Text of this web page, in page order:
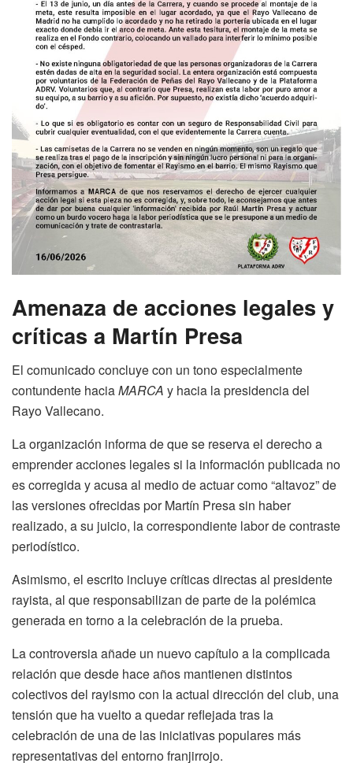
Amenaza de acciones legales y
críticas a Martín Presa
El comunicado concluye con un tono especialmente
contundente haciaMARCA y hacia la presidencia del
Rayo Vallecano.
La organización informa de que se reserva el derecho a
emprender acciones legales si la información publicada no
es corregida y acusa al medio de actuar como “altavoz” de
las versiones ofrecidas por Martín Presa sin haber
realizado, a su juicio, la correspondiente labor de contraste
periodístico.
Asimismo, el escrito incluye críticas directas al presidente
rayista, al que responsabilizan de parte de la polémica
generada en torno a la celebración de la prueba.
La controversia añade un nuevo capítulo a la complicada
relación que desde hace años mantienen distintos
colectivos del rayismo con la actual dirección del club, una
tensión que ha vuelto a quedar reflejada tras la
celebración de una de las iniciativas populares más
representativas del entorno franjirrojo.